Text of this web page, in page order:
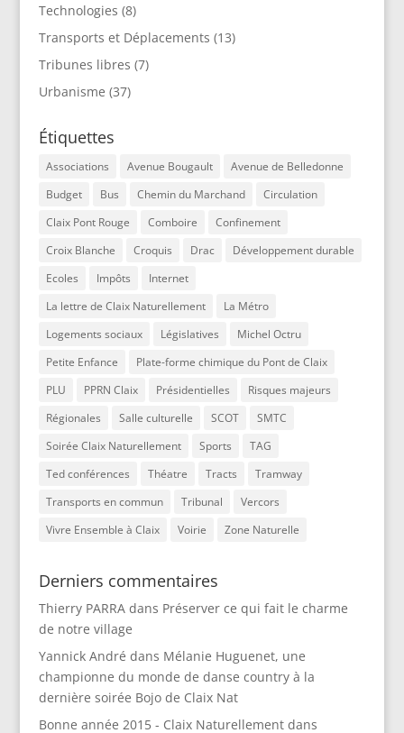
Technologies (8)
Transports et Déplacements (13)
Tribunes libres (7)
Urbanisme (37)
Étiquettes
Associations Avenue Bougault
Avenue de Belledonne
Budget
Bus Chemin du Marchand
Circulation
Claix Pont Rouge
Comboire
Confinement
Croix Blanche
Croquis Drac
Développement durable
Ecoles
Impôts
Internet
La lettre de Claix Naturellement
La Métro
Logements sociaux
Législatives
Michel Octru
Petite Enfance
Plate-forme chimique du Pont de Claix
PLU
PPRN Claix Présidentielles
Risques majeurs
Régionales
Salle culturelle SCOT
SMTC
Soirée Claix Naturellement
Sports
TAG
Ted conférences
Théatre Tracts
Tramway
Transports en commun
Tribunal
Vercors
Vivre Ensemble à Claix
Voirie Zone Naturelle
Derniers commentaires
Thierry PARRAdans Préserver ce qui fait le charme
de notre village
Yannick André dans Mélanie Huguenet, une
championne du monde de danse country à la
dernière soirée Bojo de Claix Nat
Bonne année 2015 - Claix Naturellementdans